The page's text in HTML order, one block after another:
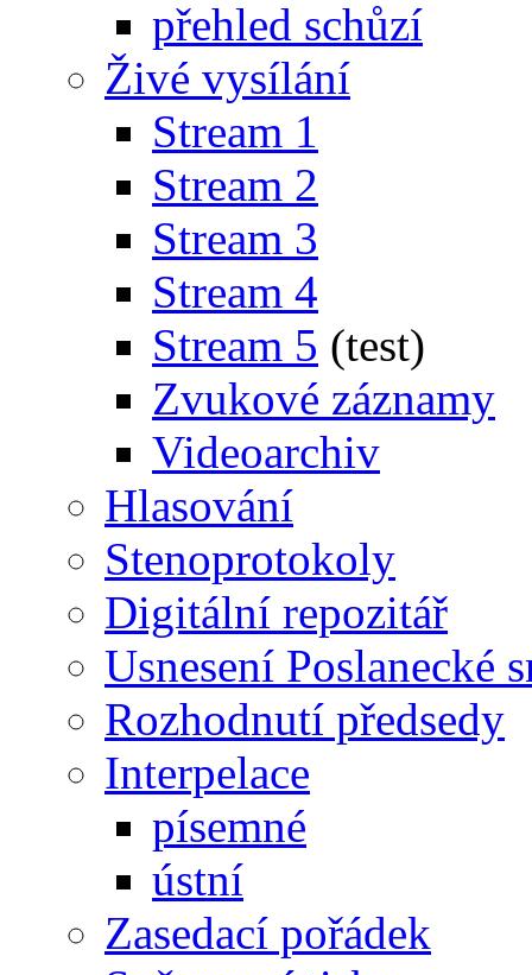
přehled schůzí
Živé vysílání
Stream 1
Stream 2
Stream 3
Stream 4
Stream 5 (test)
Zvukové záznamy
Videoarchiv
Hlasování
Stenoprotokoly
Digitální repozitář
Usnesení Poslanecké
Rozhodnutí předsedy
Interpelace
písemné
ústní
Zasedací pořádek